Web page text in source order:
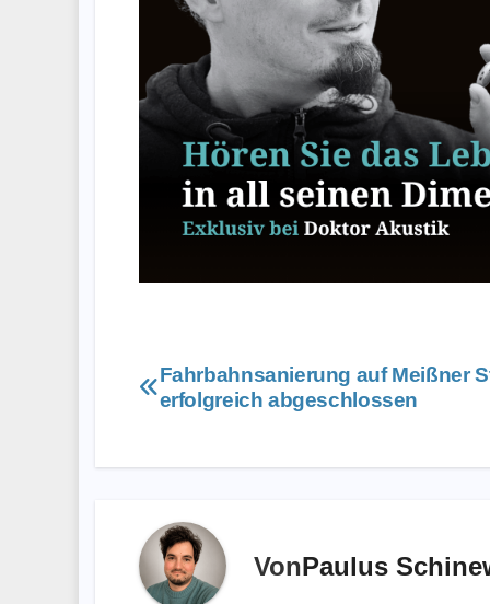
Beitragsnavigation
Fahrbahnsanierung auf Meißner
erfolgreich abgeschlossen
VonPaulus